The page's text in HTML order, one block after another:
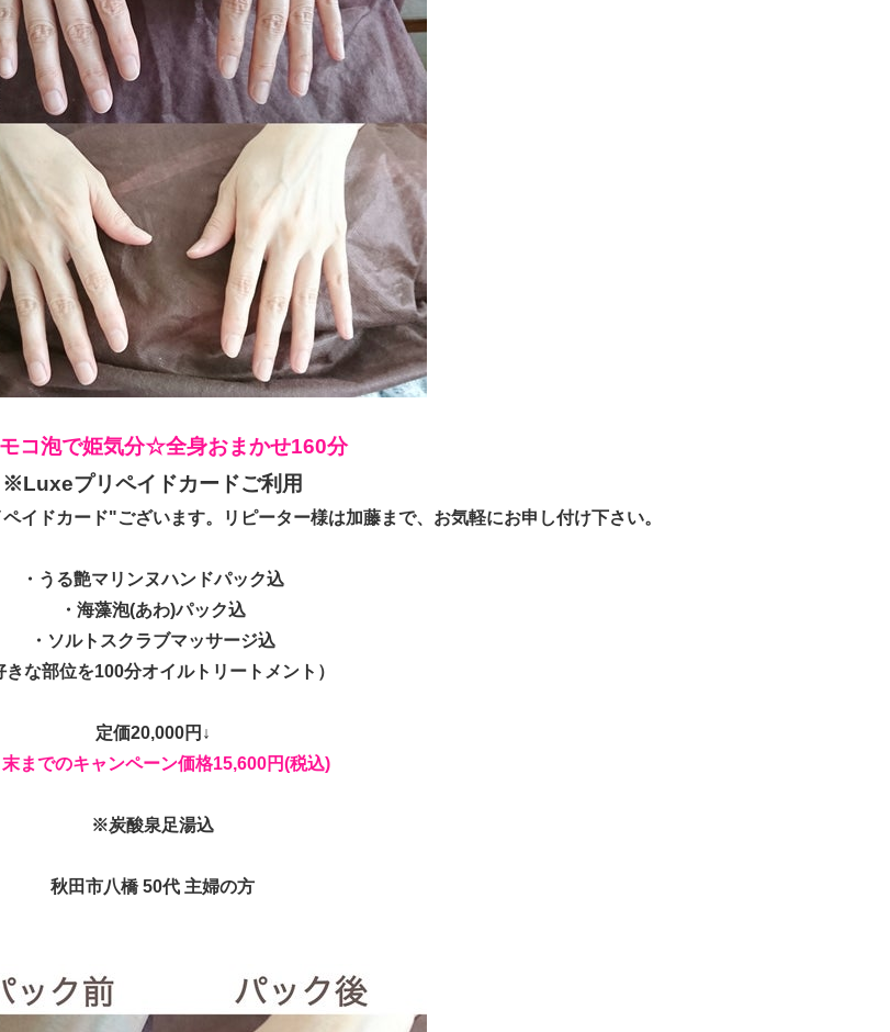
コ泡で姫気分☆全身おまかせ160分
※Luxeプリペイドカードご利用
イドカード"ございます。リピーター様は加藤まで、お気軽にお申し付け下さい。
・うる艶マリンヌハンドパック込
・海藻泡(あわ)パック込
・ソルトスクラブマッサージ込
きな部位を100分オイルトリートメント）
定価20,000円↓
までのキャンペーン価格15,600円(税込)
※炭酸泉足湯込
秋田市八橋 50代 主婦の方